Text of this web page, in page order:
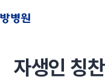
자생인 칭찬